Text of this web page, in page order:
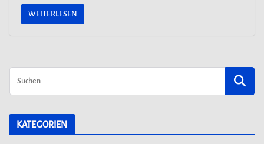
WEITERLESEN
KATEGORIEN